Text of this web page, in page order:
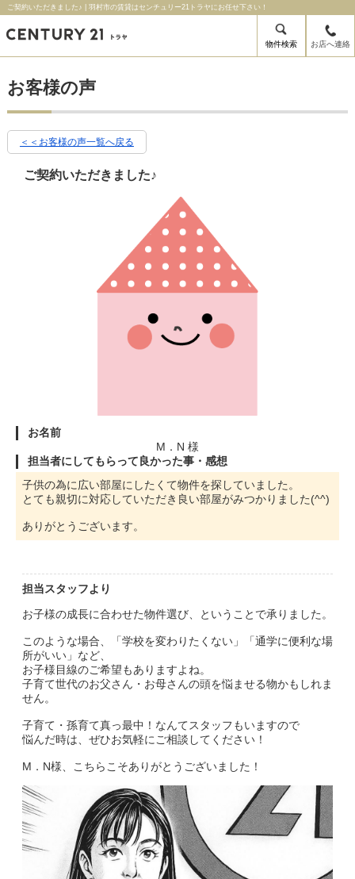
ご契約いただきました♪ | 羽村市の賃貸はセンチュリー21トラヤにお任せ下さい！
物件検索 お店へ連絡
お客様の声
＜＜お客様の声一覧へ戻る
ご契約いただきました♪
お名前
M．N 様
担当者にしてもらって良かった事・感想
子供の為に広い部屋にしたくて物件を探していました。
とても親切に対応していただき良い部屋がみつかりました(^^)
ありがとうございます。
担当スタッフより
お子様の成長に合わせた物件選び、ということで承りました。
このような場合、「学校を変わりたくない」「通学に便利な場
所がいい」など、
お子様目線のご希望もありますよね。
子育て世代のお父さん・お母さんの頭を悩ませる物かもしれま
せん。
子育て・孫育て真っ最中！なんてスタッフもいますので
悩んだ時は、ぜひお気軽にご相談してください！
M．N様、こちらこそありがとうございました！